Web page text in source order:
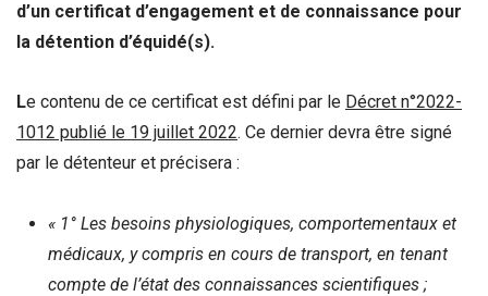
d’un certificat d’engagement et de connaissance pour
la détention d’équidé(s).
Le contenu de ce certificat est défini par le Décret n°2022-
1012 publié le 19 juillet 2022. Ce dernier devra être signé
par le détenteur et précisera :
« 1° Les besoins physiologiques, comportementaux et
médicaux, y compris en cours de transport, en tenant
compte de l’état des connaissances scientifiques ;